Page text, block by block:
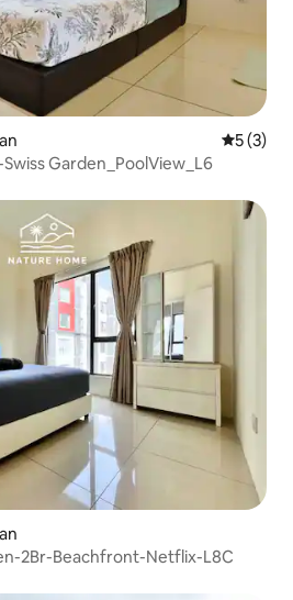
5 (3)
Garden_PoolView_L6
2Br-Beachfront-Netflix-L8C